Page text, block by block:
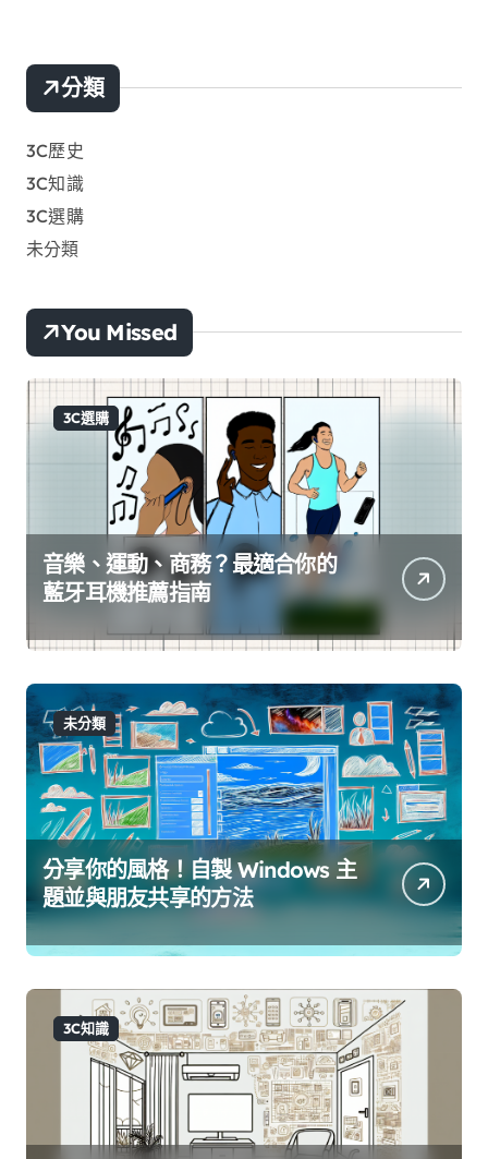
分類
3C歷史
3C知識
3C選購
未分類
You Missed
3C選購
音樂、運動、商務？最適合你的
藍牙耳機推薦指南
未分類
分享你的風格！自製 Windows 主
題並與朋友共享的方法
3C知識